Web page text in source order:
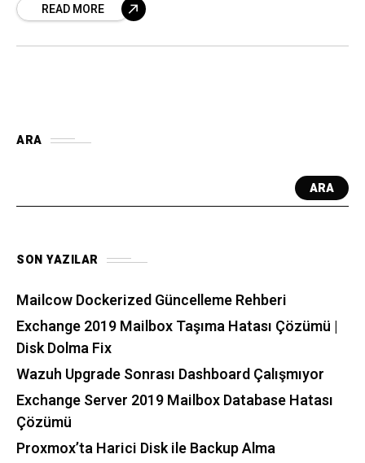
kullanarak bu işlemi nasıl
READ MORE
ARA
ARA
SON YAZILAR
Mailcow Dockerized Güncelleme Rehberi
Exchange 2019 Mailbox Taşıma Hatası Çözümü |
Disk Dolma Fix
Wazuh Upgrade Sonrası Dashboard Çalışmıyor
Exchange Server 2019 Mailbox Database Hatası
Çözümü
Proxmox’ta Harici Disk ile Backup Alma